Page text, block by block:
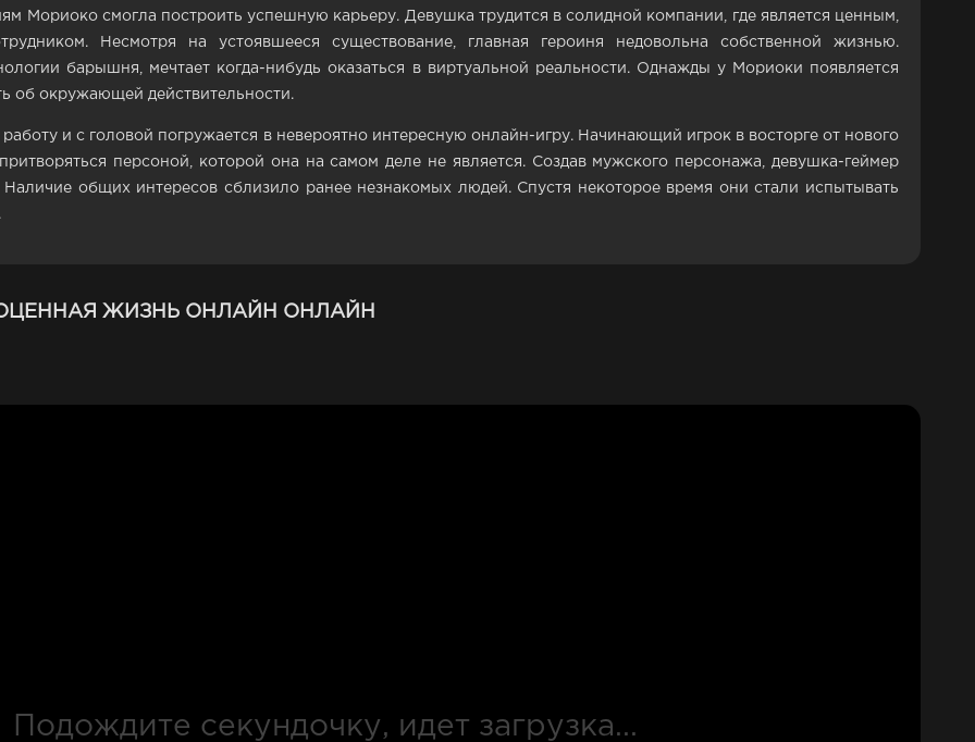
Мориоко смогла построить успешную карьеру. Девушка трудится в солидной компании, где является ценным,
Несмотря на устоявшееся существование, главная героиня недовольна собственной жизнью.
барышня, мечтает когда-нибудь оказаться в виртуальной реальности. Однажды у Мориоки появляется
об окружающей действительности.
и с головой погружается в невероятно интересную онлайн-игру. Начинающий игрок в восторге от нового
персоной, которой она на самом деле не является. Создав мужского персонажа, девушка-геймер
общих интересов сблизило ранее незнакомых людей. Спустя некоторое время они стали испытывать
ЖИЗНЬ ОНЛАЙН ОНЛАЙН